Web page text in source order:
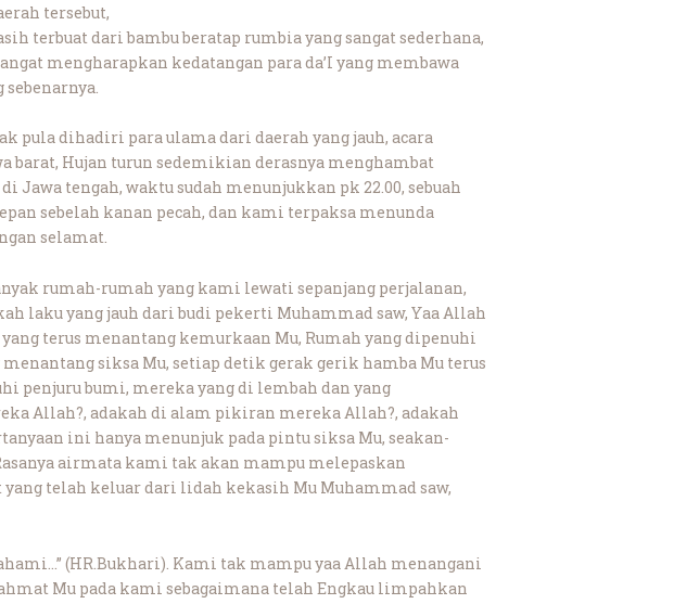
tersebut,
terbuat dari bambu beratap rumbia yang sangat sederhana,
mengharapkan kedatangan para da’I yang membawa
pula dihadiri para ulama dari daerah yang jauh, acara
barat, Hujan turun sedemikian derasnya menghambat
tengah, waktu sudah menunjukkan pk 22.00, sebuah
sebelah kanan pecah, dan kami terpaksa menunda
selamat.
rumah-rumah yang kami lewati sepanjang perjalanan,
laku yang jauh dari budi pekerti Muhammad saw, Yaa Allah
terus menantang kemurkaan Mu, Rumah yang dipenuhi
siksa Mu, setiap detik gerak gerik hamba Mu terus
penjuru bumi, mereka yang di lembah dan yang
Allah?, adakah di alam pikiran mereka Allah?, adakah
ini hanya menunjuk pada pintu siksa Mu, seakan-
airmata kami tak akan mampu melepaskan
telah keluar dari lidah kekasih Mu Muhammad saw,
(HR.Bukhari). Kami tak mampu yaa Allah menangani
Mu pada kami sebagaimana telah Engkau limpahkan